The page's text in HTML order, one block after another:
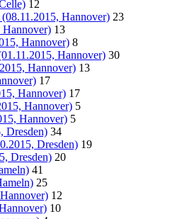
12
Hannover) 23
Hannover) 13
Hannover) 8
Hannover) 30
Hannover) 13
17
Hannover) 17
Hannover) 5
Hannover) 5
Dresden) 34
Dresden) 19
Dresden) 20
41
25
12
10